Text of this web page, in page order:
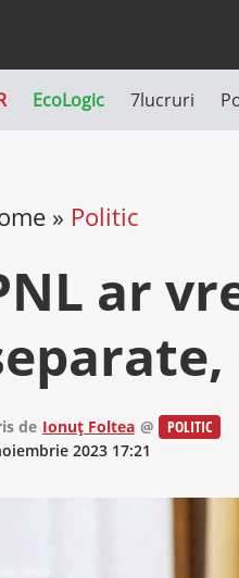
EcoLogic 7lucruri
» Politic
ar
de Ionuț Foltea @
POLITIC
2023 17:21